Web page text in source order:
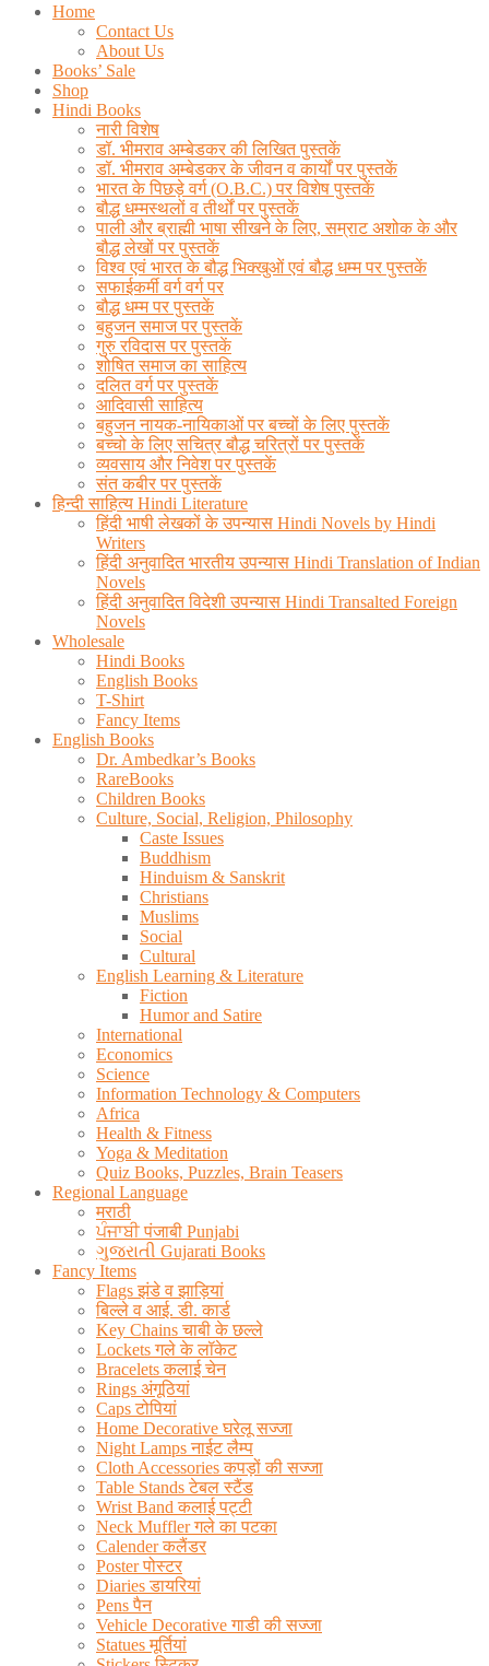
Home
Contact Us
About Us
Books’ Sale
Shop
Hindi Books
नारी विशेष
डॉ. भीमराव अम्बेडकर की लिखित पुस्तकें
डॉ. भीमराव अम्बेडकर के जीवन व कार्यों पर पुस्तकें
भारत के पिछड़े वर्ग (O.B.C.) पर विशेष पुस्तकें
बौद्ध धम्मस्थलों व तीर्थों पर पुस्तकें
पाली और ब्राह्मी भाषा सीखने के लिए, सम्राट अशोक के और
बौद्ध लेखों पर पुस्तकें
विश्व एवं भारत के बौद्ध भिक्खुओं एवं बौद्ध धम्म पर पुस्तकें
सफाईकर्मी वर्ग वर्ग पर
बौद्ध धम्म पर पुस्तकें
बहुजन समाज पर पुस्तकें
गुरु रविदास पर पुस्तकें
शोषित समाज का साहित्य
दलित वर्ग पर पुस्तकें
आदिवासी साहित्य
बहुजन नायक-नायिकाओं पर बच्चों के लिए पुस्तकें
बच्चो के लिए सचित्र बौद्ध चरित्रों पर पुस्तकें
व्यवसाय और निवेश पर पुस्तकें
संत कबीर पर पुस्तकें
हिन्दी साहित्य Hindi Literature
हिंदी भाषी लेखकों के उपन्यास Hindi Novels by Hindi
Writers
हिंदी अनुवादित भारतीय उपन्यास Hindi Translation of Indian
Novels
हिंदी अनुवादित विदेशी उपन्यास Hindi Transalted Foreign
Novels
Wholesale
Hindi Books
English Books
T-Shirt
Fancy Items
English Books
Dr. Ambedkar’s Books
RareBooks
Children Books
Culture, Social, Religion, Philosophy
Caste Issues
Buddhism
Hinduism & Sanskrit
Christians
Muslims
Social
Cultural
English Learning & Literature
Fiction
Humor and Satire
International
Economics
Science
Information Technology & Computers
Africa
Health & Fitness
Yoga & Meditation
Quiz Books, Puzzles, Brain Teasers
Regional Language
मराठी
ਪੰਜਾਬੀ पंजाबी Punjabi
ગુજરાતી Gujarati Books
Fancy Items
Flags झंडे व झाड़ियां
बिल्ले व आई. डी. कार्ड
Key Chains चाबी के छल्ले
Lockets गले के लॉकेट
Bracelets कलाई चेन
Rings अंगूठियां
Caps टोपियां
Home Decorative घरेलू सज्जा
Night Lamps नाईट लैम्प
Cloth Accessories कपड़ों की सज्जा
Table Stands टेबल स्टैंड
Wrist Band कलाई पट्टी
Neck Muffler गले का पटका
Calender कलैंडर
Poster पोस्टर
Diaries डायरियां
Pens पैन
Vehicle Decorative गाडी की सज्जा
Statues मूर्तियां